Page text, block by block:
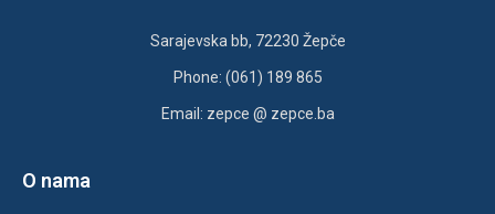
Sarajevska bb, 72230 Žepče
Phone: (061) 189 865
Email: zepce @ zepce.ba
O nama